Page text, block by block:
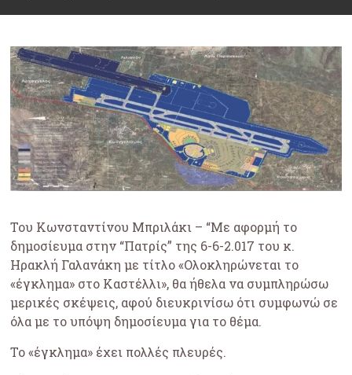
Του Κωνσταντίνου Μπριλάκι – “Με αφορμή το
δημοσίευμα στην “Πατρίς” της 6-6-2.017 του κ.
Ηρακλή Γαλανάκη με τίτλο «Ολοκληρώνεται το
«έγκλημα» στο Καστέλλι», θα ήθελα να συμπληρώσω
μερικές σκέψεις, αφού διευκρινίσω ότι συμφωνώ σε
όλα με το υπόψη δημοσίευμα για το θέμα.
Το «έγκλημα» έχει πολλές πλευρές.